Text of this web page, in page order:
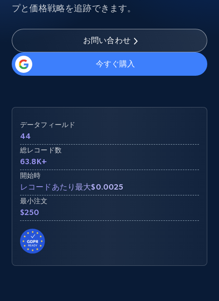
プと価格戦略を追跡できます。
お問い合わせ
今すぐ購入
データフィールド
44
総レコード数
63.8K+
開始時
レコードあたり最大$0.0025
最小注文
$250